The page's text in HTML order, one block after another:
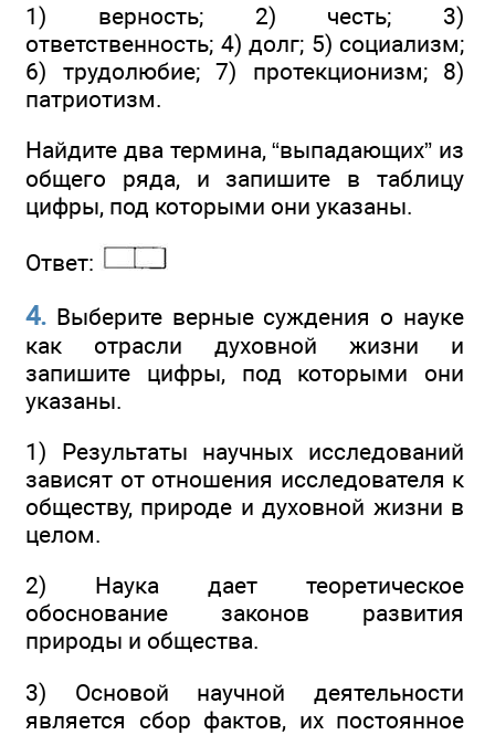
1) верность; 2) честь; 3)
ответственность; 4) долг; 5) социализм;
6) трудолюбие; 7) протекционизм; 8)
патриотизм.
Найдите два термина, “выпадающих” из
общего ряда, и запишите в таблицу
цифры, под которыми они указаны.
Ответ:
4. Выберите верные суждения о науке
как отрасли духовной жизни и
запишите цифры, под которыми они
указаны.
1) Результаты научных исследований
зависят от отношения исследователя к
обществу, природе и духовной жизни в
целом.
2) Наука дает теоретическое
обоснование законов развития
природы и общества.
3) Основой научной деятельности
является сбор фактов, их постоянное